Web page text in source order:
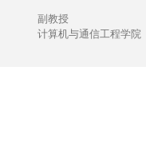
副教授
计算机与通信工程学院